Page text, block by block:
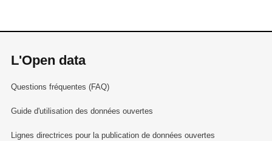
L'Open data
Questions fréquentes (FAQ)
Guide d'utilisation des données ouvertes
Lignes directrices pour la publication de données ouvertes